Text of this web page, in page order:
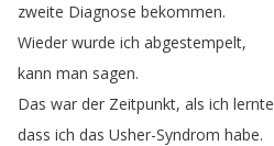
zweite Diagnose bekommen.
Wieder wurde ich abgestempelt,
kann man sagen.
Das war der Zeitpunkt, als ich lernte
dass ich das Usher-Syndrom habe.